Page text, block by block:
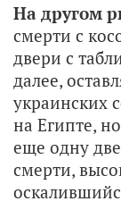
На другом
смерти с
двери с
далее,
украинских
на Египте,
еще одну
смерти,